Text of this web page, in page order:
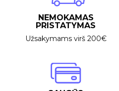
NEMOKAMAS
PRISTATYMAS
Užsakymams virš 200€